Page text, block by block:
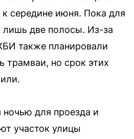
середине июня. Пока для
две полосы. Из-за
также планировали
трамваи, но срок этих
ночью для проезда и
участок улицы